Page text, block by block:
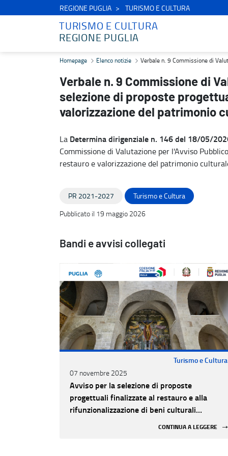
REGIONE PUGLIA TURISMO E CULTURA
TURISMO E CULTURA
REGIONE PUGLIA
Verbale n. 9 Commissione di Valutazione - Avviso Pubblico per
Homepage Elenco notizie Verbale n. 9 Commissione di
Verbale n. 9 Commissione di
selezione di proposte
valorizzazione del patrimonio
La Determina dirigenziale n. 146 del 18/05/
Commissione di Valutazione per l'Avviso
restauro e valorizzazione del patrimonio
PR 2021-2027
Turismo e Cultura
Pubblicato il 19 maggio 2026
Bandi e avvisi collegati
Turismo e Cultura
07 novembre 2025
Avviso per la selezione di proposte
progettuali finalizzate al restauro e alla
rifunzionalizzazione di beni culturali
CONTINUA A LEGGERE